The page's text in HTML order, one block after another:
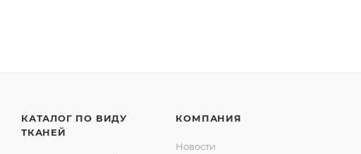
КАТАЛОГ ПО ВИДУ
ТКАНЕЙ
КОМПАНИЯ
Новости